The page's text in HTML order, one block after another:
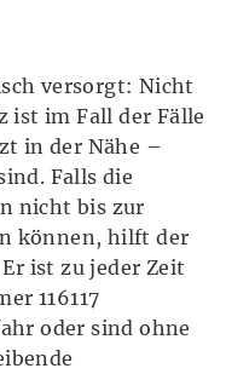
versorgt: Nicht
ist im Fall der Fälle
in der Nähe –
Falls die
nicht bis zur
können, hilft der
ist zu jeder Zeit
116117
oder sind ohne